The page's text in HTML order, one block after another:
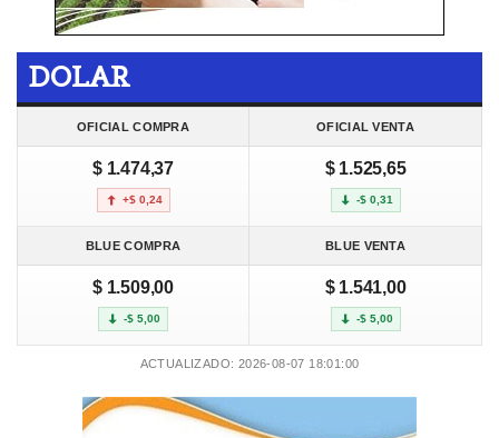
DOLAR
OFICIAL COMPRA OFICIAL VENTA
$ 1.474,37
+$ 0,24
$ 1.525,65
-$ 0,31
BLUE COMPRA BLUE VENTA
$ 1.509,00
-$ 5,00
$ 1.541,00
-$ 5,00
ACTUALIZADO: 2026-08-07 18:01:00